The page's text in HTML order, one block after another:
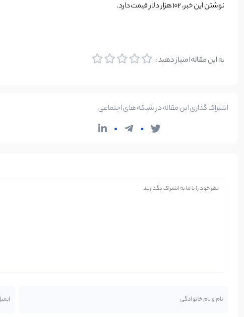
نوشتن این خبر، 102 هزار دلار قیمت دارد.
به این مقاله امتیاز دهید :
اشتراک گذاری این مقاله در شبکه های اجتماعی